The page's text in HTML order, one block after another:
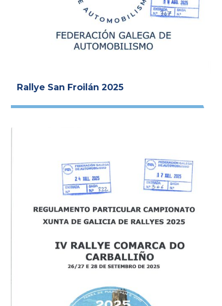
Rallye San Froilán 2025